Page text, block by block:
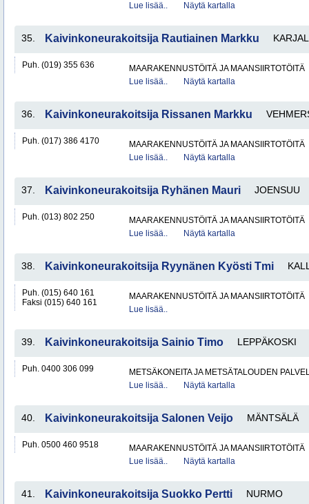
Lue lisää..
Näytä kartalla
35. Kaivinkoneurakoitsija Rautiainen Markku
Puh. (019) 355 636
MAARAKENNUSTÖITÄ JA MAANSIIRTOTÖITÄ
Lue lisää..
Näytä kartalla
36. Kaivinkoneurakoitsija Rissanen Markku
Puh. (017) 386 4170
MAARAKENNUSTÖITÄ JA MAANSIIRTOTÖITÄ
Lue lisää..
Näytä kartalla
37. Kaivinkoneurakoitsija Ryhänen Mauri JOENSUU
Puh. (013) 802 250
MAARAKENNUSTÖITÄ JA MAANSIIRTOTÖITÄ
Lue lisää..
Näytä kartalla
38. Kaivinkoneurakoitsija Ryynänen Kyösti Tmi
Puh. (015) 640 161
Faksi (015) 640 161
MAARAKENNUSTÖITÄ JA MAANSIIRTOTÖITÄ
Lue lisää..
39. Kaivinkoneurakoitsija Sainio Timo LEPPÄKOSKI
Puh. 0400 306 099
METSÄKONEITA JA METSÄTALOUDEN
Lue lisää..
Näytä kartalla
40. Kaivinkoneurakoitsija Salonen Veijo MÄNTSÄLÄ
Puh. 0500 460 9518
MAARAKENNUSTÖITÄ JA MAANSIIRTOTÖITÄ
Lue lisää..
Näytä kartalla
41. Kaivinkoneurakoitsija Suokko Pertti NURMO